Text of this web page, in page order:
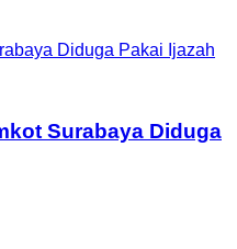
Diduga Pakai Ijazah
Surabaya Diduga